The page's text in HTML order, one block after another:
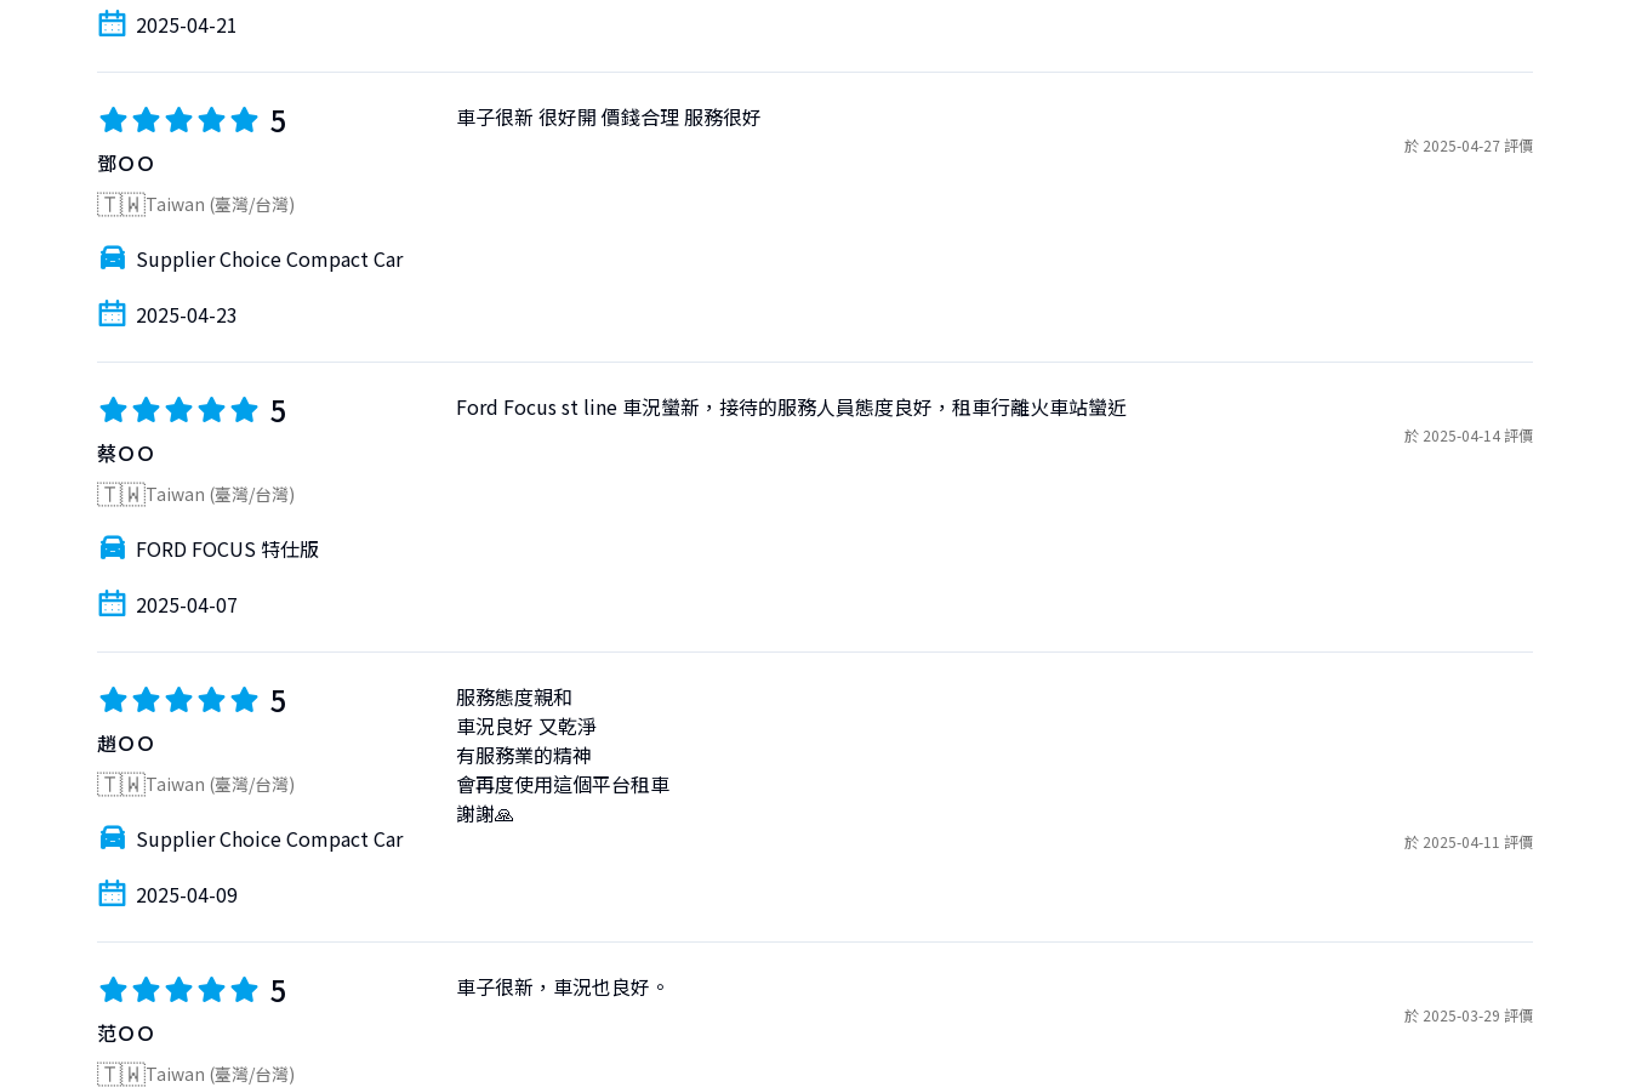
2025-04-21
5
鄧ＯＯ
🇹🇼Taiwan (臺灣/台灣)
Supplier Choice Compact Car
2025-04-23
車子很新 很好開 價錢合理 服務很好
於 2025-04-27 評價
5
蔡ＯＯ
🇹🇼Taiwan (臺灣/台灣)
FORD FOCUS 特仕版
2025-04-07
Ford Focus st line 車況蠻新，接待的服務人員態度良好，租車行離火車站蠻近
於 2025-04-14 評價
5
趙ＯＯ
🇹🇼Taiwan (臺灣/台灣)
Supplier Choice Compact Car
2025-04-09
服務態度親和
車況良好 又乾淨
有服務業的精神
會再度使用這個平台租車
謝謝🙏
於 2025-04-11 評價
5
范ＯＯ
🇹🇼Taiwan (臺灣/台灣)
車子很新，車況也良好。
於 2025-03-29 評價